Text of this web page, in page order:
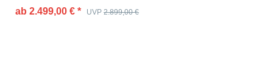
ab 2.499,00 € * UVP 2.899,00 €